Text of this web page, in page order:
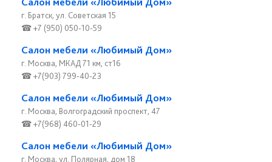
г. Братск, ул. Советская 15
☎ +7 (950) 050-10-59
Салон мебели «Любимый Дом»
г. Москва, МКАД 71 км, ст16
☎ +7(903) 799-40-23
Салон мебели «Любимый Дом»
г. Москва, Волгоградский проспект, 47
☎ +7(968) 460-01-29
Салон мебели «Любимый Дом»
г. Москва, ул. Полярная, дом 18